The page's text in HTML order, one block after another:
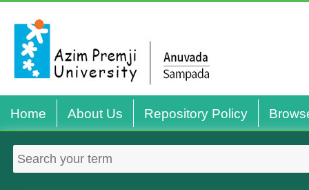
Home About Us Repository Policy